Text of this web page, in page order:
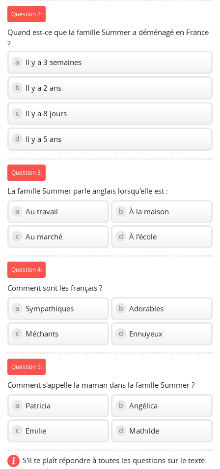
Question 2:
Quand est-ce que la famille Summer a déménagé en France
?
a Il y a 3 semaines
b Il y a 2 ans
c Il y a 8 jours
d Il y a 5 ans
Question 3:
La famille Summer parle anglais lorsqu'elle est :
a Au travail b À la maison
c Au marché d À l'école
Question 4:
Comment sont les français ?
a Sympathiques b Adorables
c Méchants d Ennuyeux
Question 5:
Comment s'appelle la maman dans la famille Summer ?
a Patricia b Angélica
c Emilie d Mathilde
S'il te plaît répondre à toutes les questions sur le texte: